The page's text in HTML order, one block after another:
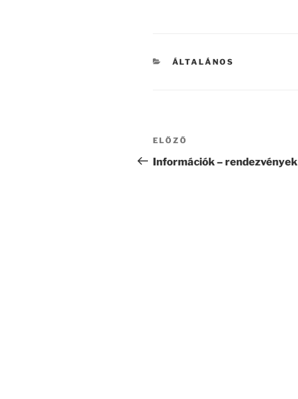
KATEGÓRIÁK
ÁLTALÁNOS
Bejegyzés
navigáció
Korábbi
bejegyzés
ELŐZŐ
Információk – rendezvények